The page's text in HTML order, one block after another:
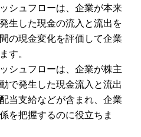
シュフローは、企業が本来
生した現金の流入と流出を
の現金変化を評価して企業
す。
シュフローは、企業が株主
で発生した現金流入と流出
当支給などが含まれ、企業
を把握するのに役立ちま